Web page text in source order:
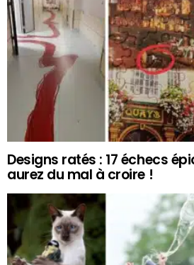
Designs ratés : 17 échecs
aurez du mal à croire !